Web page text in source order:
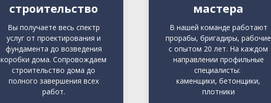
строительство
Вы получаете весь спектр
услуг от проектирования и
фундамента до возведения
коробки дома. Сопровождаем
строительство дома до
полного завершения всех
работ.
мастера
В нашей команде работают
прорабы, бригадиры, рабочие
с опытом 20 лет. На каждом
направлении профильные
специалисты:
каменщики, бетонщики,
плотники